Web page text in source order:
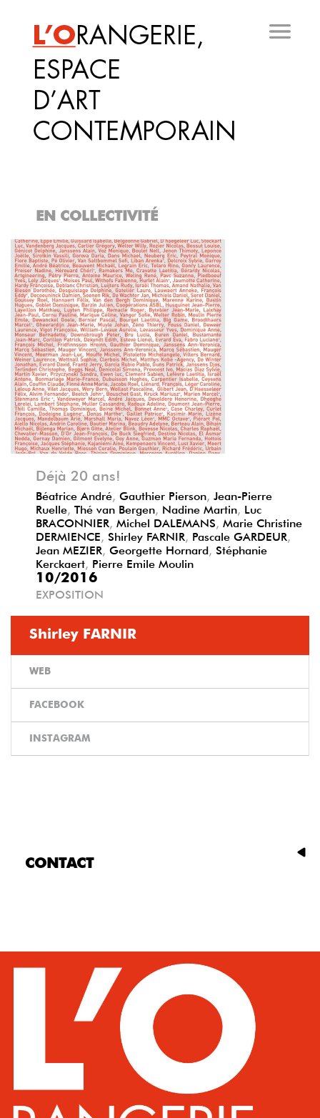
principal
EN COLLECTIVITÉ
Déjà 20 ans!
Béatrice André Gauthier Pierson Jean-Pierre
Ruelle Thé van Bergen Nadine Martin Luc
BRACONNIER Michel DALEMANS Marie Christine
DERMIENCE Shirley FARNIR Pascale GARDEUR
Jean MEZIER Georgette Hornard Stéphanie
Kerckaert Pierre Emile Moulin
10/2016
EXPOSITION
Shirley FARNIR
WEB
FACEBOOK
INSTAGRAM
CONTACT